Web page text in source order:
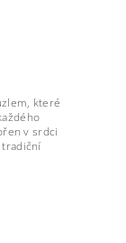
které
v srdci